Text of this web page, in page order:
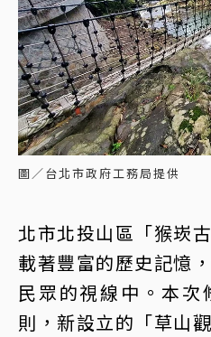
圖／台北市政府工務局提供
北市北投山區「猴崁
載著豐富的歷史記憶
民眾的視線中。本次
則，新設立的「草山